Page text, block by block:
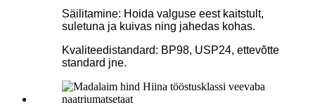
Säilitamine: Hoida valguse eest kaitstult,
suletuna ja kuivas ning jahedas kohas.
Kvaliteedistandard: BP98, USP24, ettevõtte
standard jne.